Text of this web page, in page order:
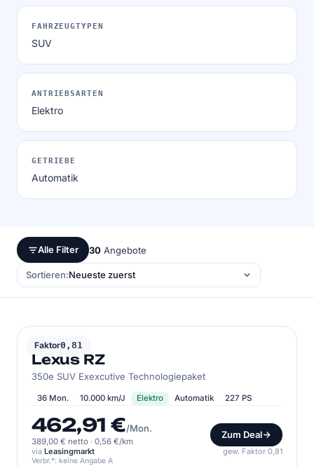
FAHRZEUGTYPEN
SUV
ANTRIEBSARTEN
Elektro
GETRIEBE
Automatik
Alle Filter 30 Angebote
Sortieren:
Faktor0,81
LEXUS
Lexus RZ
350e SUV Exexcutive Technologiepaket
36 Mon. 10.000 km/J Elektro Automatik 227 PS
462,91 €/Mon.
389,00 € netto · 0,56 €/km
Zum Deal
via Leasingmarkt gew. Faktor 0,81
Verbr.*: keine Angabe A